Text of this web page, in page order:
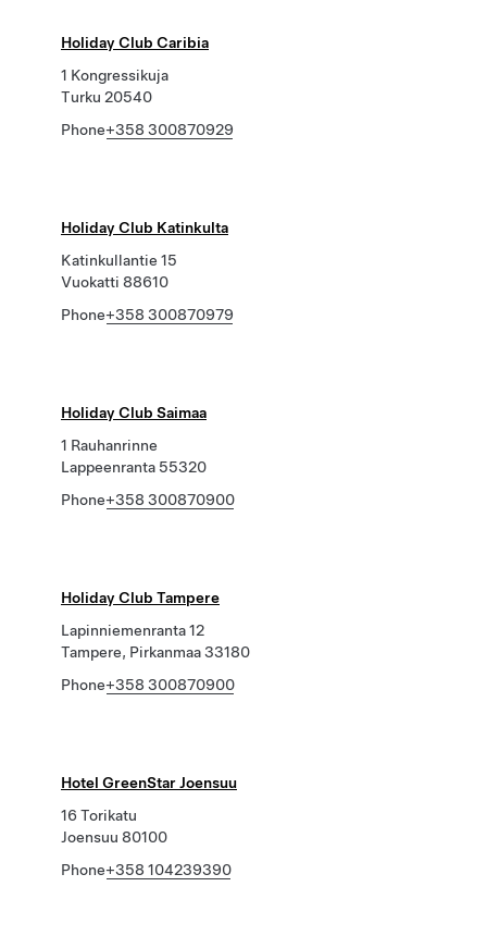
Holiday Club Caribia
1 Kongressikuja
Turku 20540
Phone+358 300870929
Holiday Club Katinkulta
Katinkullantie 15
Vuokatti 88610
Phone+358 300870979
Holiday Club Saimaa
1 Rauhanrinne
Lappeenranta 55320
Phone+358 300870900
Holiday Club Tampere
Lapinniemenranta 12
Tampere, Pirkanmaa 33180
Phone+358 300870900
Hotel GreenStar Joensuu
16 Torikatu
Joensuu 80100
Phone+358 104239390